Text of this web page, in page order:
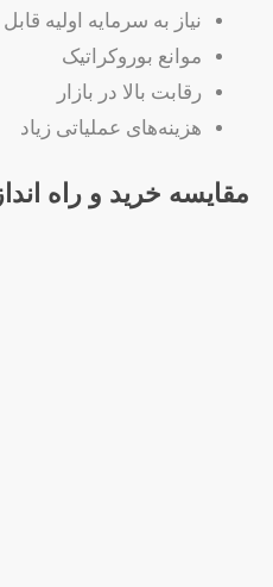
نیاز به سرمایه اولیه
موانع بوروکراتیک
رقابت بالا در بازار
هزینه‌های عملیاتی زیاد
مقایسه خرید و راه